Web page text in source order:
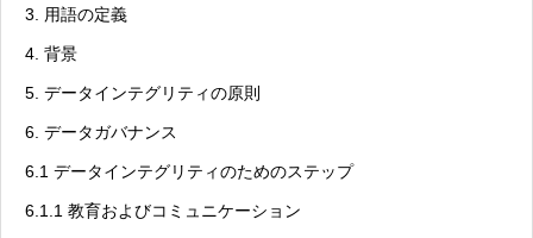
3. 用語の定義
4. 背景
5. データインテグリティの原則
6. データガバナンス
6.1 データインテグリティのためのステップ
6.1.1 教育およびコミュニケーション